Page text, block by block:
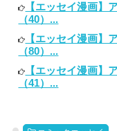
【エッセイ漫画】
（40）...
【エッセイ漫画】
（80）...
【エッセイ漫画】
（41）...